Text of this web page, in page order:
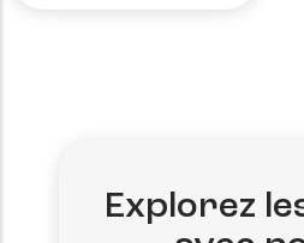
Explorez